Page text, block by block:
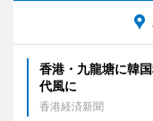
香港・九龍塘に韓
代風に
香港経済新聞